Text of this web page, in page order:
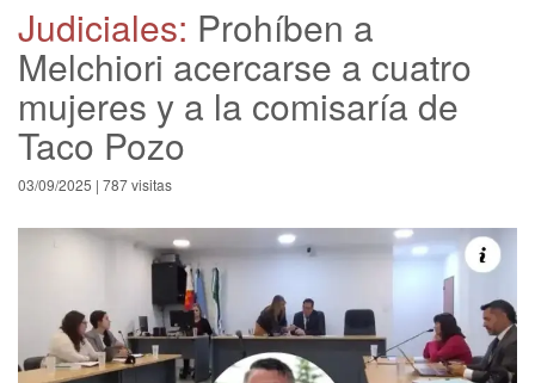
Judiciales: Prohíben a
Melchiori acercarse a cuatro
mujeres y a la comisaría de
Taco Pozo
03/09/2025 | 787 visitas